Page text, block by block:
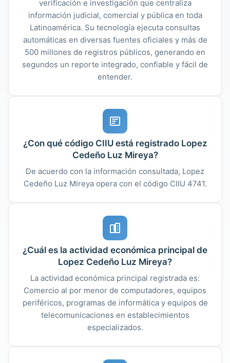
verificación e investigación que centraliza
información judicial, comercial y pública en toda
Latinoamérica. Su tecnología ejecuta consultas
automáticas en diversas fuentes oficiales y más de
500 millones de registros públicos, generando en
segundos un reporte integrado, confiable y fácil de
entender.
¿Con qué código CIIU está registrado Lopez
Cedeño Luz Mireya?
De acuerdo con la información consultada, Lopez
Cedeño Luz Mireya opera con el código CIIU 4741.
¿Cuál es la actividad económica principal de
Lopez Cedeño Luz Mireya?
La actividad económica principal registrada es:
Comercio al por menor de computadores, equipos
periféricos, programas de informática y equipos de
telecomunicaciones en establecimientos
especializados.